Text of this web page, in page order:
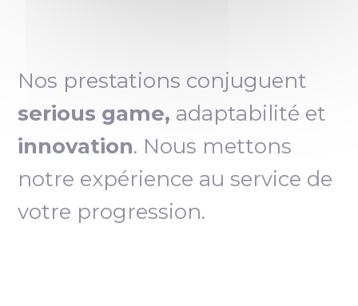
Nos prestations conjuguent
serious game, adaptabilité et
innovation. Nous mettons
notre expérience au service de
votre progression.